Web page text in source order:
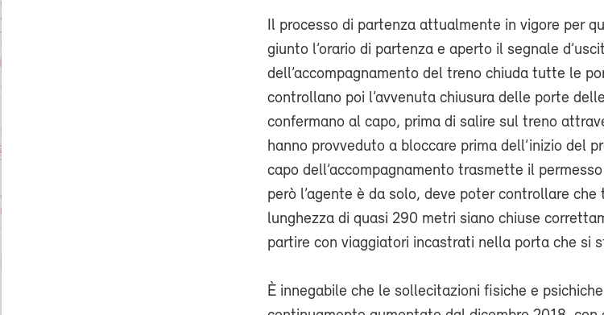
Il processo di partenza attualmente in vigore per
giunto l’orario di partenza e aperto il segnale
dell’accompagnamento del treno chiuda tutte le
controllano poi l’avvenuta chiusura delle porte
confermano al capo, prima di salire sul treno
hanno provveduto a bloccare prima dell’inizio del
capo dell’accompagnamento trasmette il
però l’agente è da solo, deve poter controllare
lunghezza di quasi 290 metri siano chiuse
partire con viaggiatori incastrati nella porta che si
È innegabile che le sollecitazioni fisiche e